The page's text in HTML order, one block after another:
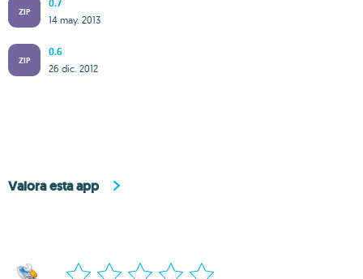
ZIP
0.7
14 may. 2013
ZIP
0.6
26 dic. 2012
Valora esta app